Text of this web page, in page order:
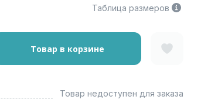
Таблица размеров
Товар в корзине
Товар недоступен для заказа